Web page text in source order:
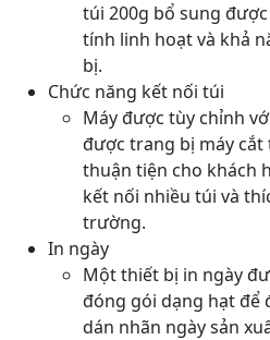
túi 200g bổ sung
tính linh hoạt và khả
bị.
Chức năng kết nối túi
Máy được tùy chỉnh
được trang bị máy cắt
thuận tiện cho khách
kết nối nhiều túi và
trường.
In ngày
Một thiết bị in ngày
đóng gói dạng hạt để
dán nhãn ngày sản